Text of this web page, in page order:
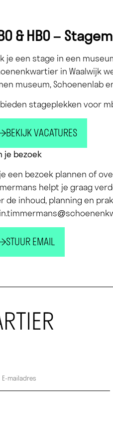
& HBO –
je een stage in een
in Waalwijk
museum, Schoenenlab
bieden stageplekken voor
BEKIJK VACATURES
je bezoek
een bezoek plannen of
helpt je graag
de inhoud, planning en
STUUR EMAIL